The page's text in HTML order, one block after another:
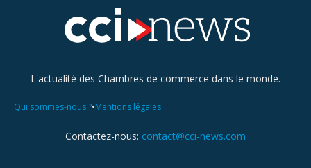
L'actualité des Chambres de commerce dans le monde.
Qui sommes-nous ?•Mentions légales
Contactez-nous: contact@cci-news.com